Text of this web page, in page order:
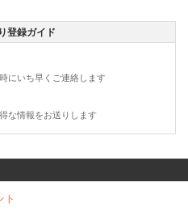
登録ガイド
にいち早くご連絡します
な情報をお送りします
ト